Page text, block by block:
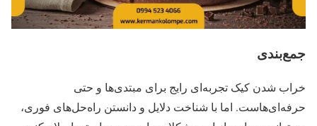
جمع‌بندی
خراب شدن کیک تجربه‌ای رایج برای مبتدی‌ها و حتی
حرفه‌ای‌هاست. اما با شناخت دلایل و دانستن راه‌حل‌های فوری،